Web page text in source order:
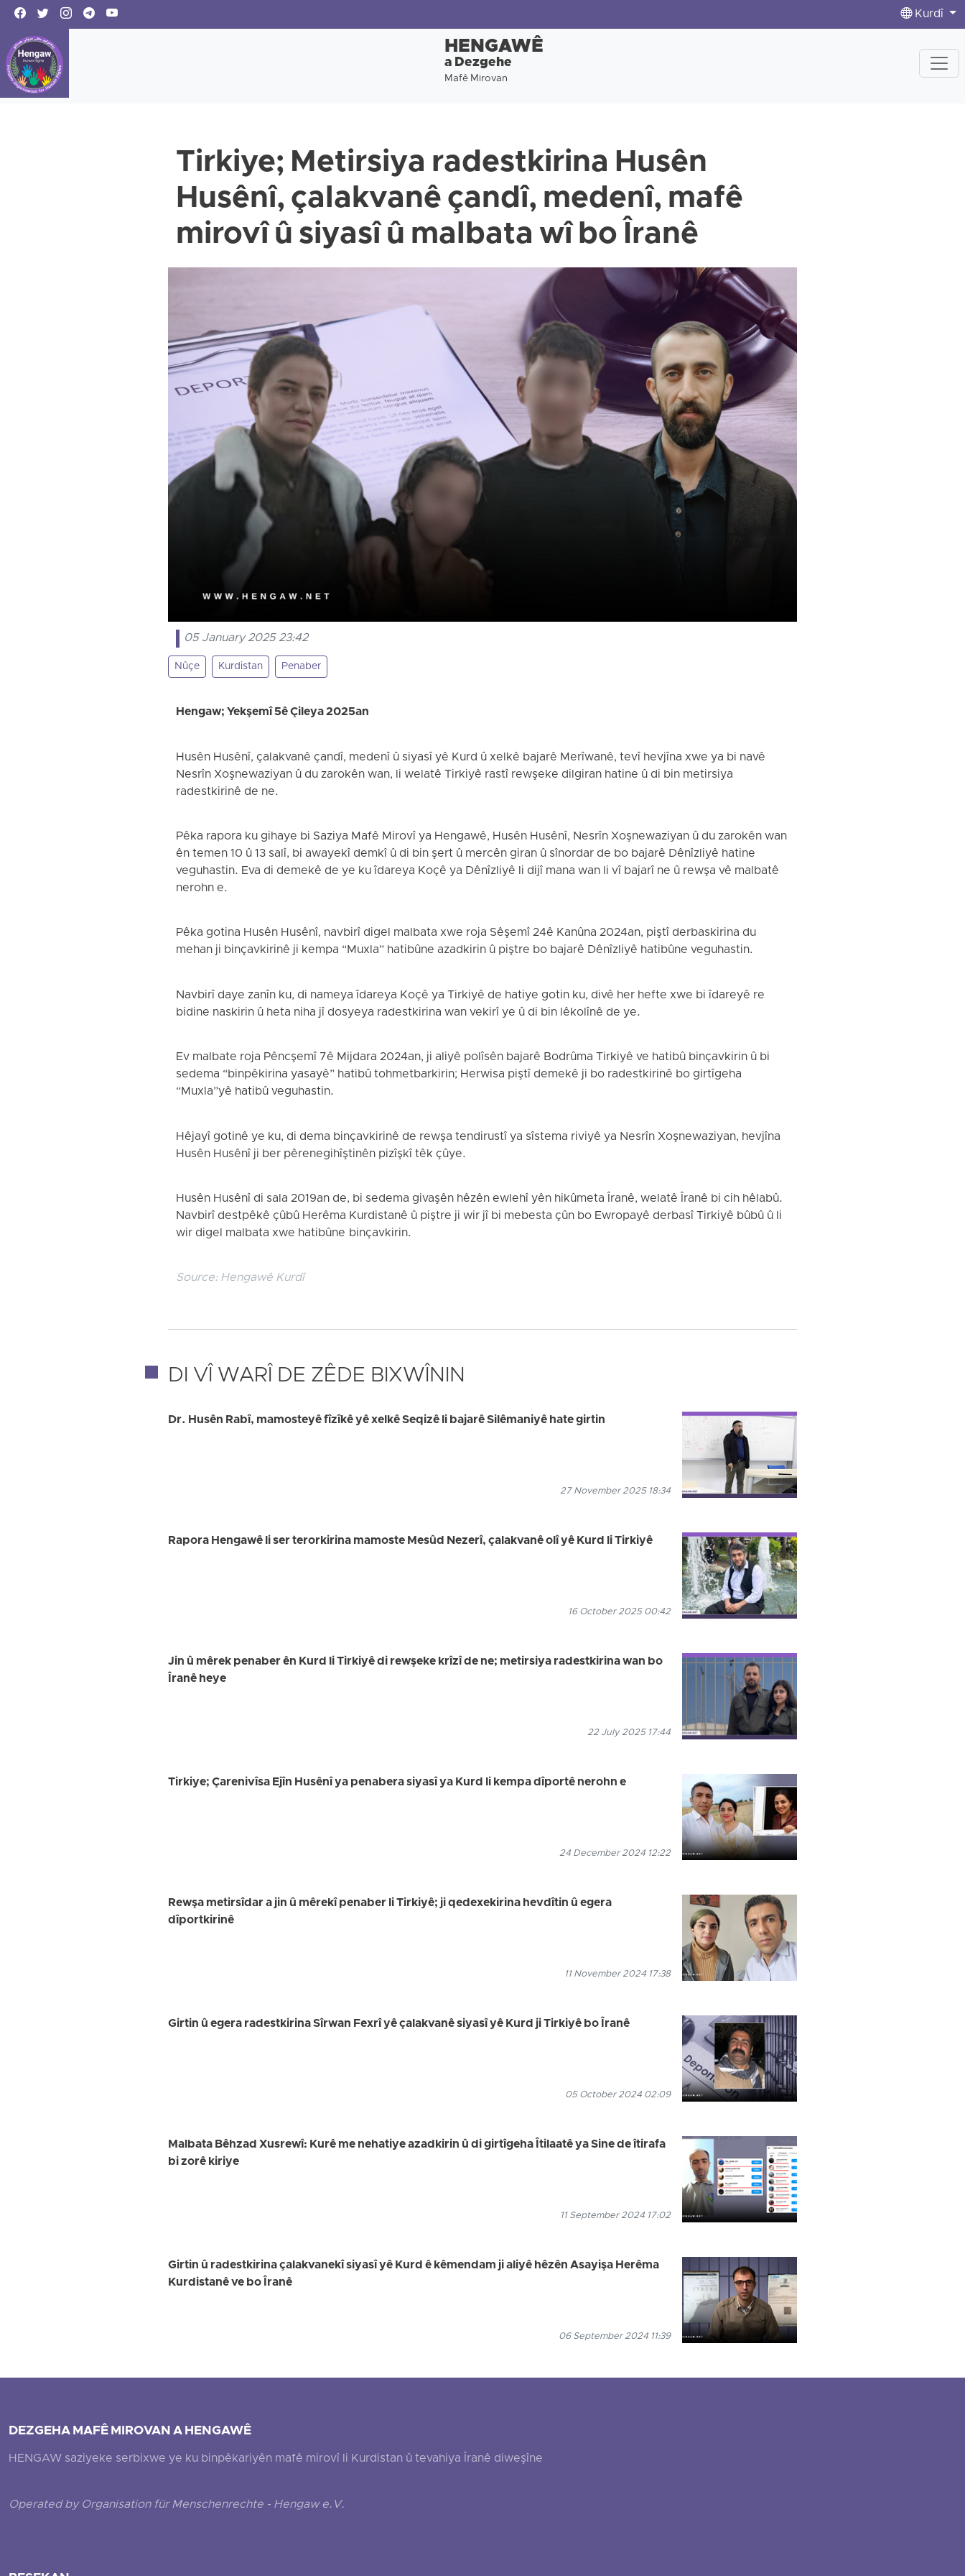
Kurdî
HENGAWÊ
a Dezgehe
Mafê Mirovan
Tirkiye; Metirsiya radestkirina Husên
Husênî, çalakvanê çandî, medenî, mafê
mirovî û siyasî û malbata wî bo Îranê
05 January 2025 23:42
Nûçe Kurdistan Penaber
Hengaw; Yekşemî 5ê Çileya 2025an
Husên Husênî, çalakvanê çandî, medenî û siyasî yê Kurd û xelkê bajarê Merîwanê, tevî hevjîna xwe ya bi navê
Nesrîn Xoşnewaziyan û du zarokên wan, li welatê Tirkiyê rastî rewşeke dilgiran hatine û di bin metirsiya
radestkirinê de ne.
Pêka rapora ku gihaye bi Saziya Mafê Mirovî ya Hengawê, Husên Husênî, Nesrîn Xoşnewaziyan û du zarokên wan
ên temen 10 û 13 salî, bi awayekî demkî û di bin şert û mercên giran û sînordar de bo bajarê Dênîzliyê hatine
veguhastin. Eva di demekê de ye ku îdareya Koçê ya Dênîzliyê li dijî mana wan li vî bajarî ne û rewşa vê malbatê
nerohn e.
Pêka gotina Husên Husênî, navbirî digel malbata xwe roja Sêşemî 24ê Kanûna 2024an, piştî derbaskirina du
mehan ji binçavkirinê ji kempa “Muxla” hatibûne azadkirin û piştre bo bajarê Dênîzliyê hatibûne veguhastin.
Navbirî daye zanîn ku, di nameya îdareya Koçê ya Tirkiyê de hatiye gotin ku, divê her hefte xwe bi îdareyê re
bidine naskirin û heta niha jî dosyeya radestkirina wan vekirî ye û di bin lêkolînê de ye.
Ev malbate roja Pêncşemî 7ê Mijdara 2024an, ji aliyê polîsên bajarê Bodrûma Tirkiyê ve hatibû binçavkirin û bi
sedema “binpêkirina yasayê” hatibû tohmetbarkirin; Herwisa piştî demekê ji bo radestkirinê bo girtîgeha
“Muxla”yê hatibû veguhastin.
Hêjayî gotinê ye ku, di dema binçavkirinê de rewşa tendirustî ya sîstema riviyê ya Nesrîn Xoşnewaziyan, hevjîna
Husên Husênî ji ber pêrenegihîştinên pizîşkî têk çûye.
Husên Husênî di sala 2019an de, bi sedema givaşên hêzên ewlehî yên hikûmeta Îranê, welatê Îranê bi cih hêlabû.
Navbirî destpêkê çûbû Herêma Kurdistanê û piştre ji wir jî bi mebesta çûn bo Ewropayê derbasî Tirkiyê bûbû û li
wir digel malbata xwe hatibûne binçavkirin.
Source: Hengawê Kurdî
DI VÎ WARÎ DE ZÊDE BIXWÎNIN
Dr. Husên Rabî, mamosteyê fîzîkê yê xelkê Seqizê li bajarê Silêmaniyê hate girtin
27 November 2025 18:34
Rapora Hengawê li ser terorkirina mamoste Mesûd Nezerî, çalakvanê olî yê Kurd li Tirkiyê
16 October 2025 00:42
Jin û mêrek penaber ên Kurd li Tirkiyê di rewşeke krîzî de ne; metirsiya radestkirina wan bo
Îranê heye
22 July 2025 17:44
Tirkiye; Çarenivîsa Ejîn Husênî ya penabera siyasî ya Kurd li kempa dîportê nerohn e
24 December 2024 12:22
Rewşa metirsîdar a jin û mêrekî penaber li Tirkiyê; ji qedexekirina hevdîtin û egera
dîportkirinê
11 November 2024 17:38
Girtin û egera radestkirina Sîrwan Fexrî yê çalakvanê siyasî yê Kurd ji Tirkiyê bo Îranê
05 October 2024 02:09
Malbata Bêhzad Xusrewî: Kurê me nehatiye azadkirin û di girtîgeha Îtilaatê ya Sine de îtirafa
bi zorê kiriye
11 September 2024 17:02
Girtin û radestkirina çalakvanekî siyasî yê Kurd ê kêmendam ji aliyê hêzên Asayişa Herêma
Kurdistanê ve bo Îranê
06 September 2024 11:39
DEZGEHA MAFÊ MIROVAN A HENGAWÊ
HENGAW saziyeke serbixwe ye ku binpêkariyên mafê mirovî li Kurdistan û tevahiya Îranê diweşîne
Operated by Organisation für Menschenrechte - Hengaw e.V.